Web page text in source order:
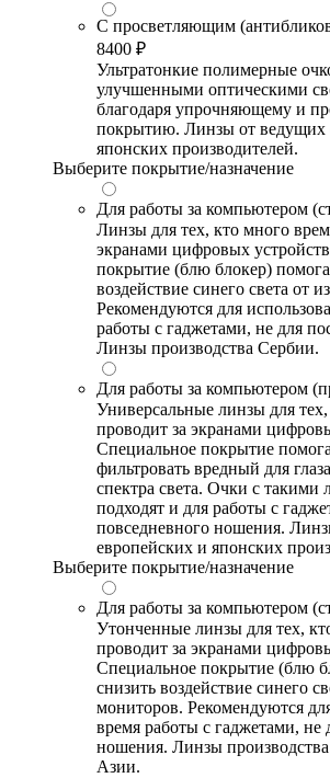
С просветляющим
8400 ₽
Ультратонкие полимерные
улучшенными оптическими
благодаря упрочняющему и
покрытию. Линзы от ведущих
японских производителей.
Выберите покрытие/назначение
Для работы за компьютером
Линзы для тех, кто много
экранами цифровых
покрытие (блю блокер)
воздействие синего света от
Рекомендуются для
работы с гаджетами, не для
Линзы производства Сербии.
Для работы за компьютером
Универсальные линзы для
проводит за экранами
Специальное покрытие
фильтровать вредный для
спектра света. Очки с такими
подходят и для работы с
повседневного ношения.
европейских и японских
Выберите покрытие/назначение
Для работы за компьютером
Утонченные линзы для тех,
проводит за экранами
Специальное покрытие (блю
снизить воздействие синего
мониторов. Рекомендуются
время работы с гаджетами, не
ношения. Линзы
Азии.